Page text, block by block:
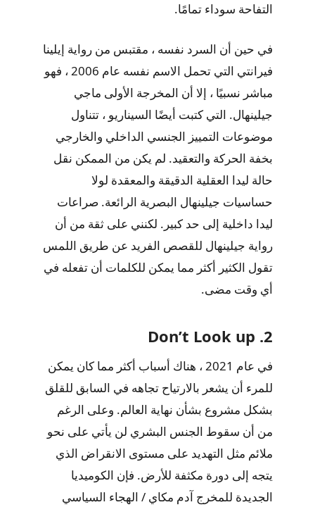
التفاحة سوداء تمامًا.
في حين أن السرد نفسه ، مقتبس من رواية إيلينا
فيرانتي التي تحمل الاسم نفسه عام 2006 ، فهو
مباشر نسبيًا ، إلا أن المخرجة الأولى ماجي
جيلينهال. التي كتبت أيضًا السيناريو ، تتناول
موضوعات التمييز الجنسي الداخلي والخارجي
بخفة الحركة والتعقيد. لم يكن من الممكن نقل
حالة ليدا العقلية الدقيقة والمعقدة لولا
حساسيات جيلينهال البصرية الرائعة. صراعات
ليدا داخلية إلى حد كبير. لكنني على ثقة من أن
رواية جيلينهال للقصص الفريد عن طريق اللمس
تقول الكثير أكثر مما يمكن للكلمات أن تفعله في
أي وقت مضى.
2. Don’t Look up
في عام 2021 ، هناك أسباب أكثر مما كان يمكن
للمرء أن يشعر بالارتياح تجاهه في السابق للقلق
بشكل مشروع بشأن نهاية العالم. وعلى الرغم
من أن سقوط الجنس البشري لن يأتي على نحو
ملائم مثل التهديد على مستوى الانقراض الذي
يتجه إلى دورة مكثفة للأرض. فإن الكوميديا ​​
الجديدة للمخرج آدم مكاي / الهجاء السياسي